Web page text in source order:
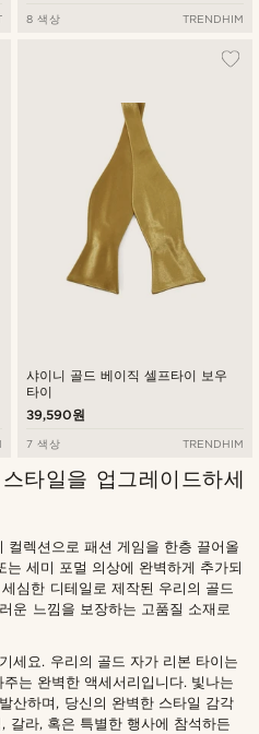
8 색상 TRENDHIM
샤이니 골드 베이직 셀프타이 보우
타이
39,590원
7 색상 TRENDHIM
타일을 업그레이드하세
렉션으로 패션 게임을 한층 끌어올
세미 포멀 의상에 완벽하게 추가되
심한 디테일로 제작된 우리의 골드
운 느낌을 보장하는 고품질 소재로
세요. 우리의 골드 자가 리본 타이는
는 완벽한 액세서리입니다. 빛나는
산하며, 당신의 완벽한 스타일 감각
갈라, 혹은 특별한 행사에 참석하든